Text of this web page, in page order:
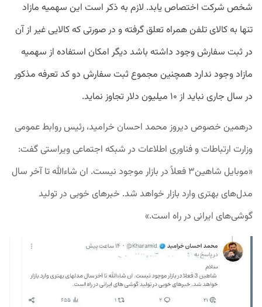
شخص شرکت اختصاص یابد. لازم به ذکر است این سهمیه مازاد
تنها به کالای تلفن همراه تعلق گرفته و در صورتی که کالایی غیر از آن
در ثبت سفارش وجود داشته باشد دیگر امکان استفاده از سهمیه
مازاد وجود ندارد همچنین مجموع ثبت سفارش دو کد تعرفه مذکور
در سال جاری نباید از ۱۰ میلیون دلار تجاوز نماید.
درهمین خصوص دیروز محمد احسان خرامید، رئیس روابط عمومی
وزارت ارتباطات و فناوری اطلاعات در شبکه اجتماعی ویراستی گفت:
«موبایل شاهین۳ فعلاً در بازار موجود نیست. ان شاءالله تا آخر سال
مدل‌های بهتری وارد بازار خواهد شد. خبرهای خوبی در تولید
گوشی‌های ایرانی در راه است.»